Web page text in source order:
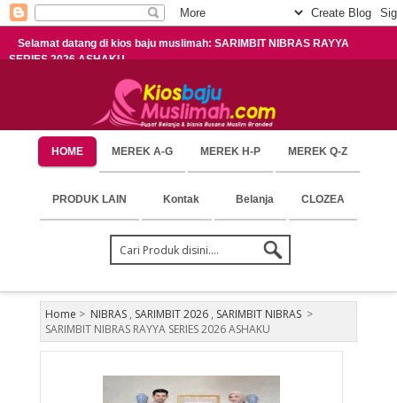
Selamat datang di kios baju muslimah: SARIMBIT NIBRAS RAYYA
SERIES 2026 ASHAKU
HOME MEREK A-G MEREK H-P MEREK Q-Z
PRODUK LAIN Kontak Belanja CLOZEA
Home > NIBRAS, SARIMBIT 2026, SARIMBIT NIBRAS >
SARIMBIT NIBRAS RAYYA SERIES 2026 ASHAKU